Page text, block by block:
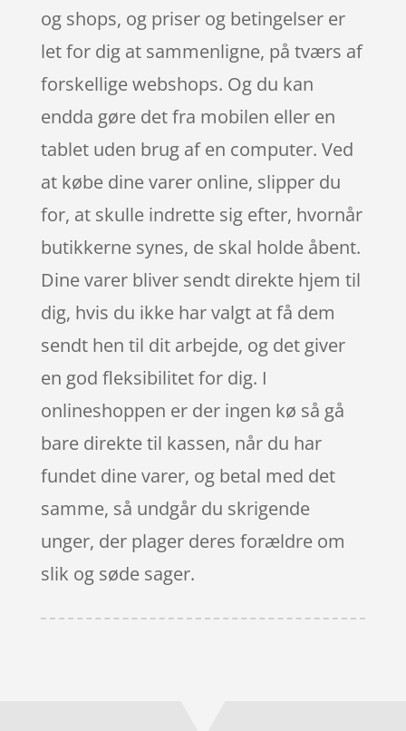
og shops, og priser og betingelser er
let for dig at sammenligne, på tværs af
forskellige webshops. Og du kan
endda gøre det fra mobilen eller en
tablet uden brug af en computer. Ved
at købe dine varer online, slipper du
for, at skulle indrette sig efter, hvornår
butikkerne synes, de skal holde åbent.
Dine varer bliver sendt direkte hjem til
dig, hvis du ikke har valgt at få dem
sendt hen til dit arbejde, og det giver
en god fleksibilitet for dig. I
onlineshoppen er der ingen kø så gå
bare direkte til kassen, når du har
fundet dine varer, og betal med det
samme, så undgår du skrigende
unger, der plager deres forældre om
slik og søde sager.